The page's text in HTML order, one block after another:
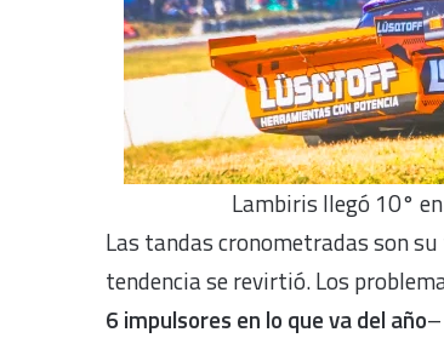
Lambiris llegó 10°
Las tandas cronometradas son
tendencia se revirtió. Los
6 impulsores en lo que va del año